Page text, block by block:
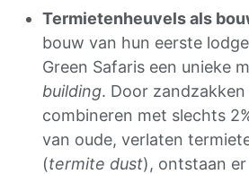
Termietenheuvels als
bouw van hun eerste
Green Safaris een unieke
building. Door
combineren met slechts
van oude, verlaten
(termite dust), ontstaan